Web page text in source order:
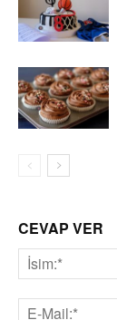
CEVAP VER